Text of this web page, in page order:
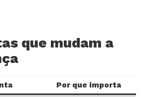
que mudam a
Por que importa